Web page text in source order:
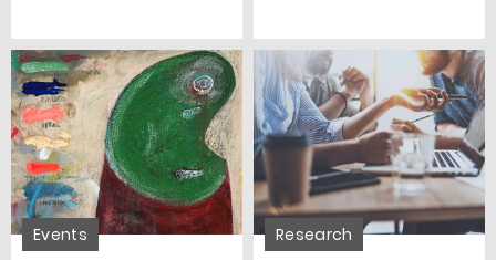
Events Research